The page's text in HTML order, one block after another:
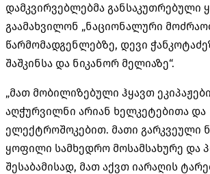
დამკვირვებლებმა განსაკუთრებული
გაამახვილონ „ნაციონალური
წარმომადგენლებზე, დევი
შაშკინსა და ნიკანორ მელიაზე“.
„მათ მობილიზებული ჰყავთ
აღჭურვილნი არიან ხელკეტებითა და
ელექტროშოკებით. მათი გარკვეული
ყოფილი სამხედრო მოსამსახურე და
შესაბამისად, მათ აქვთ იარაღის